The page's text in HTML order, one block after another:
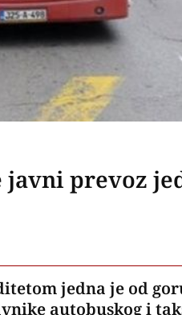
prevoz
jedna je od
autobuskog i